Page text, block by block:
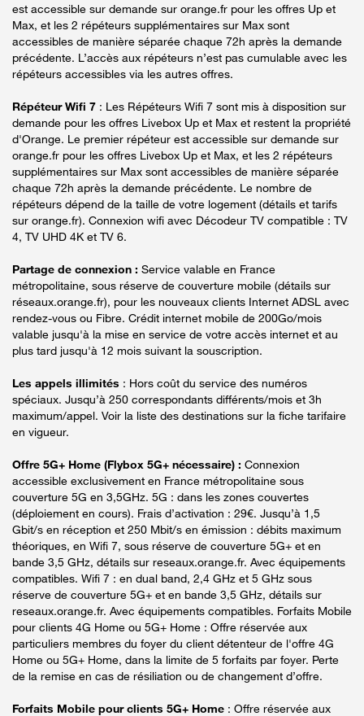
est accessible sur demande sur orange.fr pour les offres Up et
Max, et les 2 répéteurs supplémentaires sur Max sont
accessibles de manière séparée chaque 72h après la demande
précédente. L’accès aux répéteurs n’est pas cumulable avec les
répéteurs accessibles via les autres offres.
Répéteur Wifi 7 : Les Répéteurs Wifi 7 sont mis à disposition sur
demande pour les offres Livebox Up et Max et restent la propriété
d'Orange. Le premier répéteur est accessible sur demande sur
orange.fr pour les offres Livebox Up et Max, et les 2 répéteurs
supplémentaires sur Max sont accessibles de manière séparée
chaque 72h après la demande précédente. Le nombre de
répéteurs dépend de la taille de votre logement (détails et tarifs
sur orange.fr). Connexion wifi avec Décodeur TV compatible : TV
4, TV UHD 4K et TV 6.
Partage de connexion : Service valable en France
métropolitaine, sous réserve de couverture mobile (détails sur
réseaux.orange.fr), pour les nouveaux clients Internet ADSL avec
rendez-vous ou Fibre. Crédit internet mobile de 200Go/mois
valable jusqu'à la mise en service de votre accès internet et au
plus tard jusqu'à 12 mois suivant la souscription.
Les appels illimités : Hors coût du service des numéros
spéciaux. Jusqu’à 250 correspondants différents/mois et 3h
maximum/appel. Voir la liste des destinations sur la fiche tarifaire
en vigueur.
Offre 5G+ Home (Flybox 5G+ nécessaire) : Connexion
accessible exclusivement en France métropolitaine sous
couverture 5G en 3,5GHz. 5G : dans les zones couvertes
(déploiement en cours). Frais d’activation : 29€. Jusqu’à 1,5
Gbit/s en réception et 250 Mbit/s en émission : débits maximum
théoriques, en Wifi 7, sous réserve de couverture 5G+ et en
bande 3,5 GHz, détails sur reseaux.orange.fr. Avec équipements
compatibles. Wifi 7 : en dual band, 2,4 GHz et 5 GHz sous
réserve de couverture 5G+ et en bande 3,5 GHz, détails sur
reseaux.orange.fr. Avec équipements compatibles. Forfaits Mobile
pour clients 4G Home ou 5G+ Home : Offre réservée aux
particuliers membres du foyer du client détenteur de l'offre 4G
Home ou 5G+ Home, dans la limite de 5 forfaits par foyer. Perte
de la remise en cas de résiliation ou de changement d’offre.
Forfaits Mobile pour clients 5G+ Home : Offre réservée aux